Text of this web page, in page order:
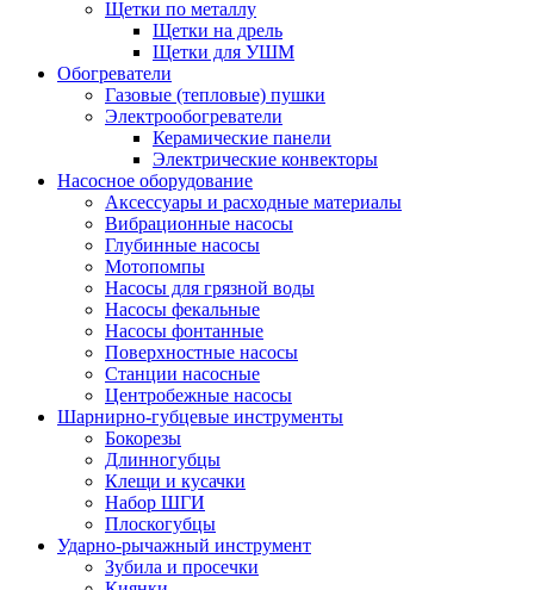
Щетки по металлу
Щетки на дрель
Щетки для УШМ
Обогреватели
Газовые (тепловые) пушки
Электрообогреватели
Керамические панели
Электрические конвекторы
Насосное оборудование
Аксессуары и расходные материалы
Вибрационные насосы
Глубинные насосы
Мотопомпы
Насосы для грязной воды
Насосы фекальные
Насосы фонтанные
Поверхностные насосы
Станции насосные
Центробежные насосы
Шарнирно-губцевые инструменты
Бокорезы
Длинногубцы
Клещи и кусачки
Набор ШГИ
Плоскогубцы
Ударно-рычажный инструмент
Зубила и просечки